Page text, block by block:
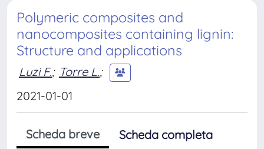
Polymeric composites and
nanocomposites containing lignin:
Structure and applications
Luzi F.; Torre L.;
2021-01-01
Scheda breve
Scheda completa